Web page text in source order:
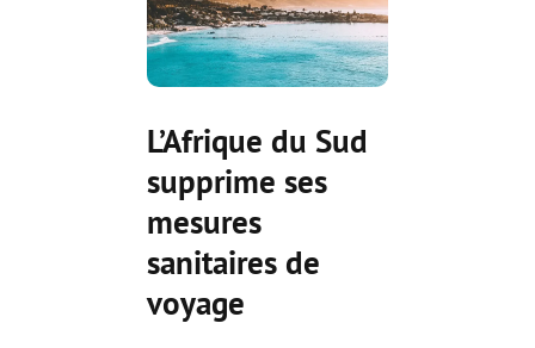
L’Afrique du Sud
supprime ses
mesures
sanitaires de
voyage